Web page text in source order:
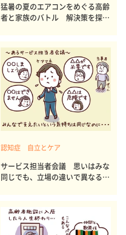
猛暑の夏のエアコンをめぐる高齢
者と家族のバトル 解決策を探る
認知症 自立とケア
サービス担当者会議 思いはみな
同じでも、立場の違いで異なる意